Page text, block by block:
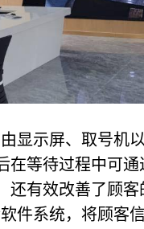
显示屏、取号机
在等待过程中可
有效改善了顾客
件系统，将顾客